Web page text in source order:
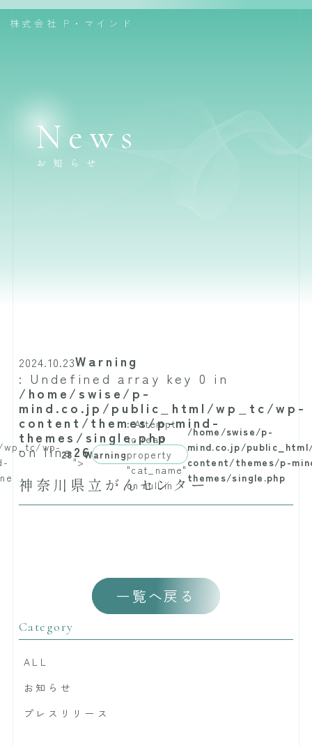
株式会社 P・マインド
News
お知らせ
2024.10.23Warning
: Undefined array key 0 in
/home/swise/p-
mind.co.jp/public_html/wp_tc/wp-
content/themes/p-mind-
themes/single.php
on line26
wp_tc/wp-
28
">
Warning
: Attempt
to read
property
"cat_name"
on null in
/home/swise/p-
mind.co.jp/
content/themes/p-
themes/single.php
神奈川県立がんセンター
一覧へ戻る
Category
ALL
お知らせ
プレスリリース